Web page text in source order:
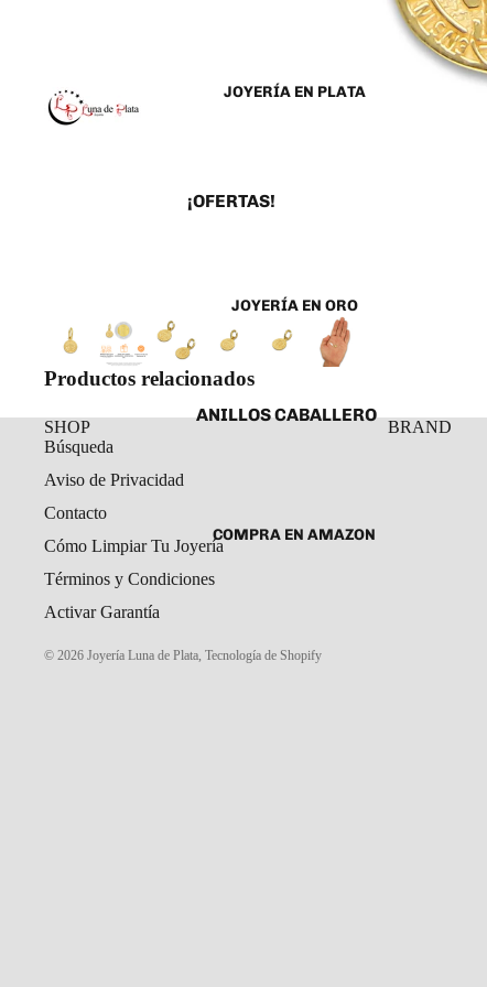
JOYERÍA EN PLATA
¡OFERTAS!
CADENAS Y COLLARES
DIJES Y MEDALLAS
ESCLAVAS
PULSERAS Y
JOYERÍA EN ORO
ANILLOS CABALLERO
CADENAS Y COLLARES
PULSERAS DAMA
COMPRA EN AMAZON
Productos relacionados
SHOP
Búsqueda
Aviso de Privacidad
Contacto
Cómo Limpiar Tu Joyería
Términos y Condiciones
Activar Garantía
BRAND
© 2026 Joyería Luna de Plata, Tecnología de Shopify